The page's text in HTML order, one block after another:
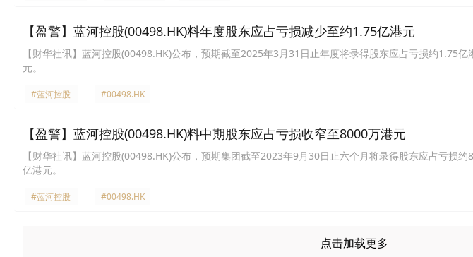
【盈警】蓝河控股(00498.HK)料年度股东应占亏损减少至约1.75亿港元
【财华社讯】蓝河控股(00498.HK)公布，预期截至2025年3月31日止年度将录得股东应占亏损约1.75
元。
#蓝河控股 #00498.HK
【盈警】蓝河控股(00498.HK)料中期股东应占亏损收窄至8000万港元
【财华社讯】蓝河控股(00498.HK)公布，预期集团截至2023年9月30日止六个月将录得股东应占亏损
亿港元。
#蓝河控股 #00498.HK
点击加载更多